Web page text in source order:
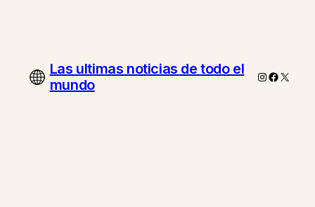
Las ultimas noticias de todo el
mundo
Instagram
X